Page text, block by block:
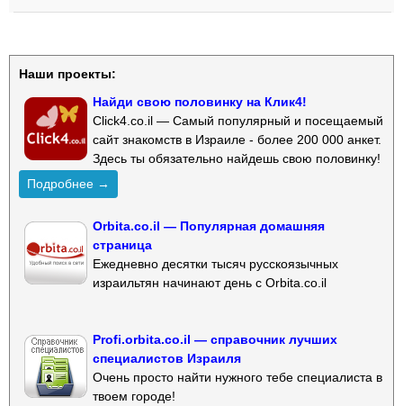
Наши проекты:
Найди свою половинку на Клик4!
Click4.co.il — Самый популярный и посещаемый
сайт знакомств в Израиле - более 200 000 анкет.
Здесь ты обязательно найдешь свою половинку!
Подробнее →
Orbita.co.il — Популярная домашняя
страница
Ежедневно десятки тысяч русскоязычных
израильтян начинают день с Orbita.co.il
Profi.orbita.co.il — справочник лучших
специалистов Израиля
Очень просто найти нужного тебе специалиста в
твоем городе!